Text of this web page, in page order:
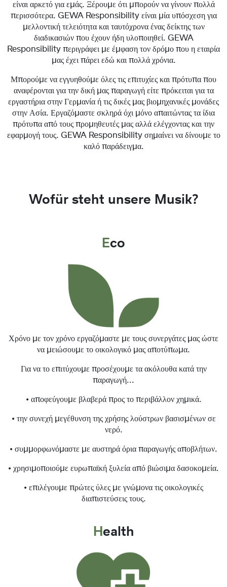
είναι αρκετό για εμάς. Ξέρουμε ότι μπορούν να γίνουν πολλά
περισσότερα. GEWA Responsibility είναι μία υπόσχεση για
μελλοντική τελειότητα και ταυτόχρονα ένας δείκτης των
διαδικασιών που έχουν ήδη υλοποιηθεί. GEWA
Responsibility περιγράφει με έμφαση τον δρόμο που η εταιρία
μας έχει πάρει εδώ και πολλά χρόνια.
Μπορούμε να εγγυηθούμε όλες τις επιτυχίες και πρότυπα που
αναφέρονται για την δική μας παραγωγή είτε πρόκειται για τα
εργαστήρια στην Γερμανία ή τις δικές μας βιομηχανικές μονάδες
στην Ασία. Εργαζόμαστε σκληρά όχι μόνο απαιτώντας τα ίδια
πρότυπα από τους προμηθευτές μας αλλά ελέγχοντας και την
εφαρμογή τους. GEWA Responsibility σημαίνει να δίνουμε το
καλό παράδειγμα.
Wofür steht unsere Musik?
Eco
Χρόνο με τον χρόνο εργαζόμαστε με τους συνεργάτες μας ώστε
να μειώσουμε το οικολογικό μας αποτύπωμα.
Για να το επιτύχουμε προσέχουμε τα ακόλουθα κατά την
παραγωγή...
• αποφεύγουμε βλαβερά προς το περιβάλλον χημικά.
• την συνεχή μεγέθυνση της χρήσης λούστρων βασισμένων σε
νερό.
• συμμορφωνόμαστε με αυστηρά όρια παραγωγής αποβλήτων.
• χρησιμοποιούμε ευρωπαϊκή ξυλεία από βιώσιμα δασοκομεία.
• επιλέγουμε πρώτες ύλες με γνώμονα τις οικολογικές
διαπιστεύσεις τους.
Health